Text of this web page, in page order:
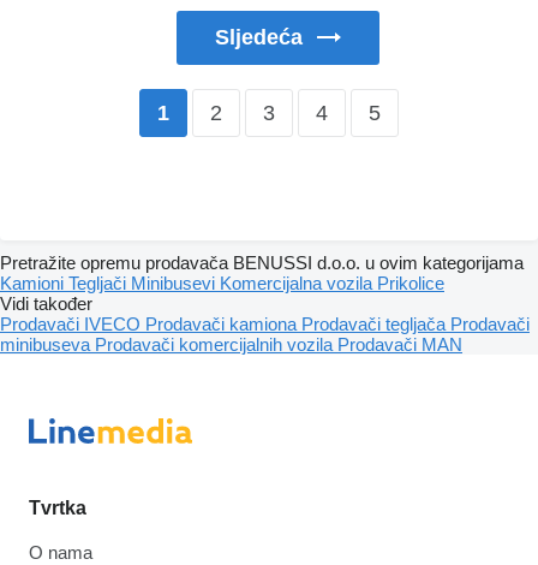
Sljedeća
1 2 3 4 5
Pretražite opremu prodavača BENUSSI d.o.o. u ovim kategorijama
Kamioni Tegljači Minibusevi Komercijalna vozila Prikolice
Vidi također
Prodavači IVECO Prodavači kamiona Prodavači tegljača Prodavači
minibuseva Prodavači komercijalnih vozila Prodavači MAN
Tvrtka
O nama